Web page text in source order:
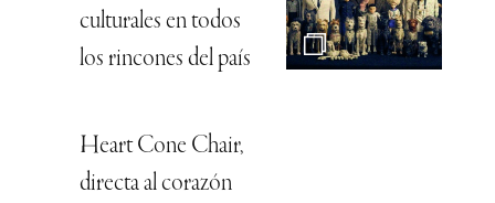
culturales en todos
los rincones del país
Heart Cone Chair,
directa al corazón